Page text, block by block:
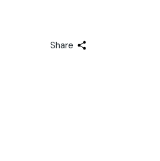
Share